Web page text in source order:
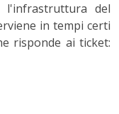
del
in tempi certi
risponde ai ticket: